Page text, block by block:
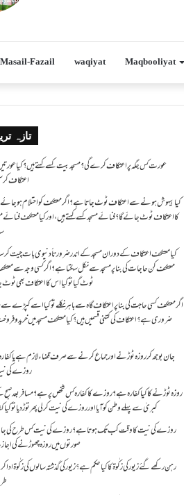
Masail-Fazail waqiyat Maqbooliyat
تازہ
عورت کس جگہ پر اعتکاف کرے گی؟مسجد بیت کسے کہتے ہیں؟کیا
اعتکاف کر
کیا بیہوش ہونے سے اعتکاف ٹوٹ جاتا ہے؟ اگر معتکف کو احتلام ہو جائے
کا اعتکاف ٹوٹ جائے گا؟فنائے مسجد کسے کہتے ہیں ، اور کیا معتکف فنائے
کیا معتکف اعتکاف کے دوران مسجد کے اندر ضرورتاً دنیوی بات چیت کر
معتکف کن حاجات کی بنا پر مسجد سے نکل سکتا ہے؟ اگر کسی وجہ سے
ٹوٹ گیا تو کیا اس کا اعتکاف بھی
اگر معتکف کسی حاجت کی بنا پر اعتکاف گاہ سے باہر نکلے تو کیا اسے کپڑے سے
ضروری ہے؟اعتکاف کی کتنی قسمیں ہیں؟کیا معتکف مسجد میں خرید و
جان بوجھ کر روزہ ٹوڑنے اور جماع کرنے سے صرف قضاء لازم ہے یا
روزے کی
روزہ ٹوڑنے کا کیا کفارہ ہے؟روزے کا کفارہ کس شخص پر ہے؟ مسافر بعد
کبریٰ سے پہلے وطن کو آیا اور روزے کی نیت کر لی پھر توڑ دیا تو کیا
روزے کی نیت کا وقت کب تک ہوتا ہے؟ روزے کی نیت کس طرح کی
صورتوں میں روزہ چھوڑنے کی
رہن رکھے گئے زیور کی زکٰوۃ کا کیا حکم ہے؟زیور کی گذشتہ سالوں کی زکٰوۃ ادا